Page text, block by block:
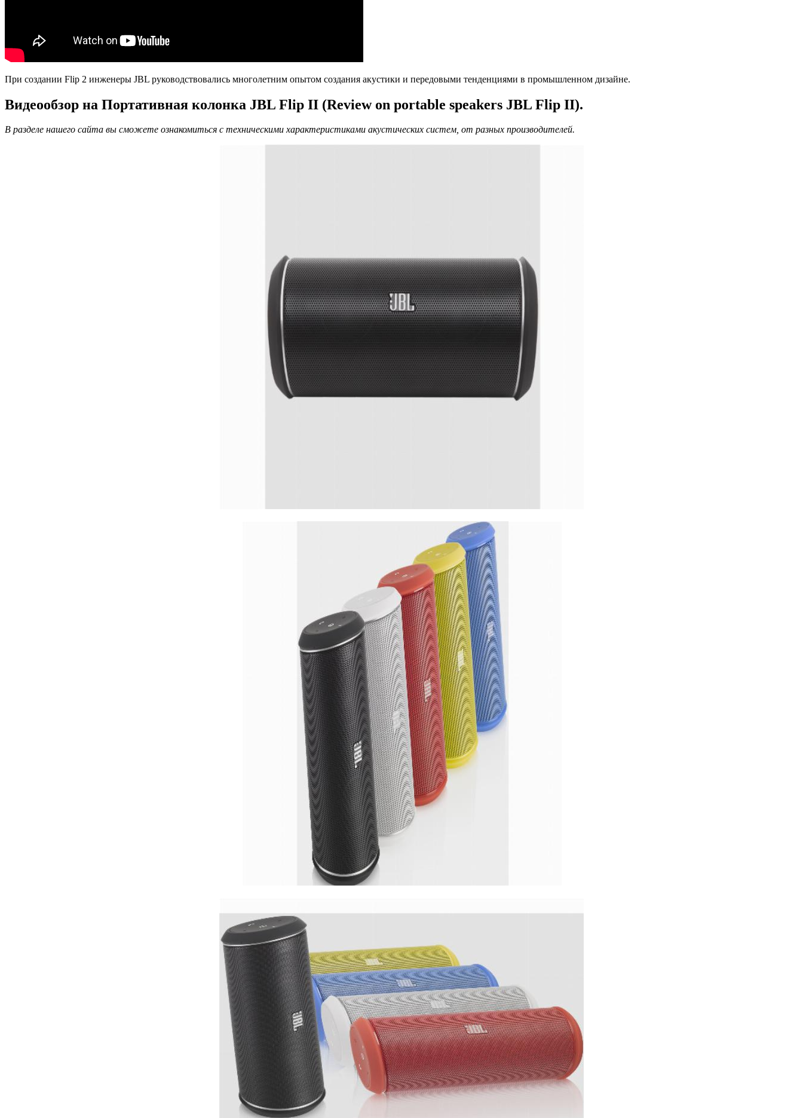
При создании Flip 2 инженеры JBL руководствовались многолетним опытом создания акустики и передовыми тенденциями в промышленном дизайне.
Видеообзор на Портативная колонка JBL Flip II (Review on portable speakers JBL Flip II).
В разделе нашего сайта вы сможете ознакомиться с техническими характеристиками акустических систем, от разных производителей.